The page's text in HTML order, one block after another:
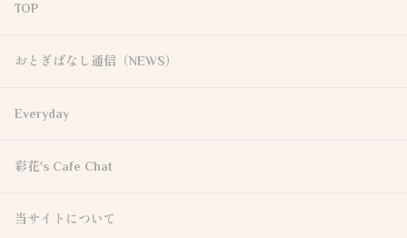
TOP
おとぎばなし通信（NEWS）
Everyday
彩花's Cafe Chat
当サイトについて